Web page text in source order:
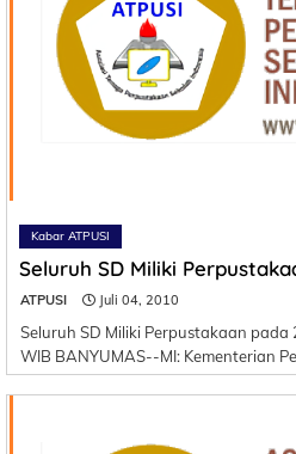
Kabar ATPUSI
Seluruh SD Miliki
ATPUSI Juli 04, 2010
Seluruh SD Miliki Perpustakaan
WIB BANYUMAS--MI: Kementerian